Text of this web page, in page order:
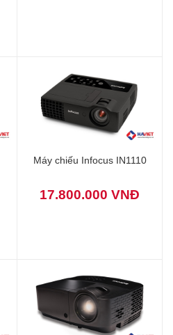
Máy chiếu Infocus IN1110
17.800.000 VNĐ